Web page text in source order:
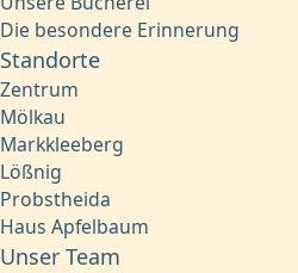
Die besondere Erinnerung
Standorte
Zentrum
Mölkau
Markkleeberg
Lößnig
Probstheida
Haus Apfelbaum
Unser Team